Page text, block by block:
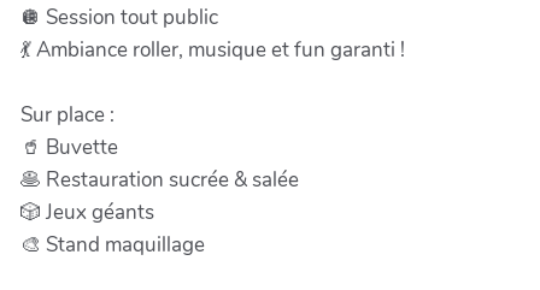
🪩 Session tout public
💃 Ambiance roller, musique et fun garanti !
Sur place :
🥤 Buvette
🥞 Restauration sucrée & salée
🎲 Jeux géants
🎨 Stand maquillage